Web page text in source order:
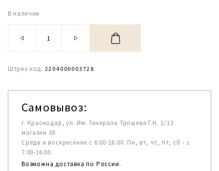
В наличии
Штрих-код: 2204000003728
Самовывоз:
г. Краснодар, ул. Им. Генерала Трошева Г.Н. 1/12
магазин 38.
Среда и воскресение с 6:00-16:00. Пн, вт, чт, пт, сб - с
7:00-16:00.
Возможна доставка по России.